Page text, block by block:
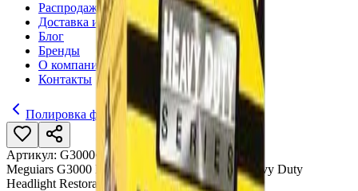
Распродажа
Доставка и оплата
Блог
Бренды
О компании
Контакты
Полировка фар
Артикул: G3000• Бренд:
Meguiars
Meguiars G3000 Набор для полировки фар Heavy Duty
Headlight Restoration Kit